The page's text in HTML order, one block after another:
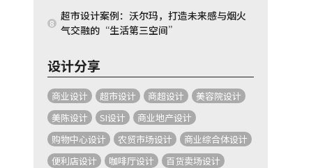
8
超市设计案例：沃尔玛，打造未来感与烟火
气交融的“生活第三空间”
设计分享
商业设计 超市设计 商超设计
美容院设计
美陈设计
SI设计
商业地产设计
购物中心设计
农贸市场设计
商业综合体设计
便利店设计
咖啡厅设计
百货卖场设计